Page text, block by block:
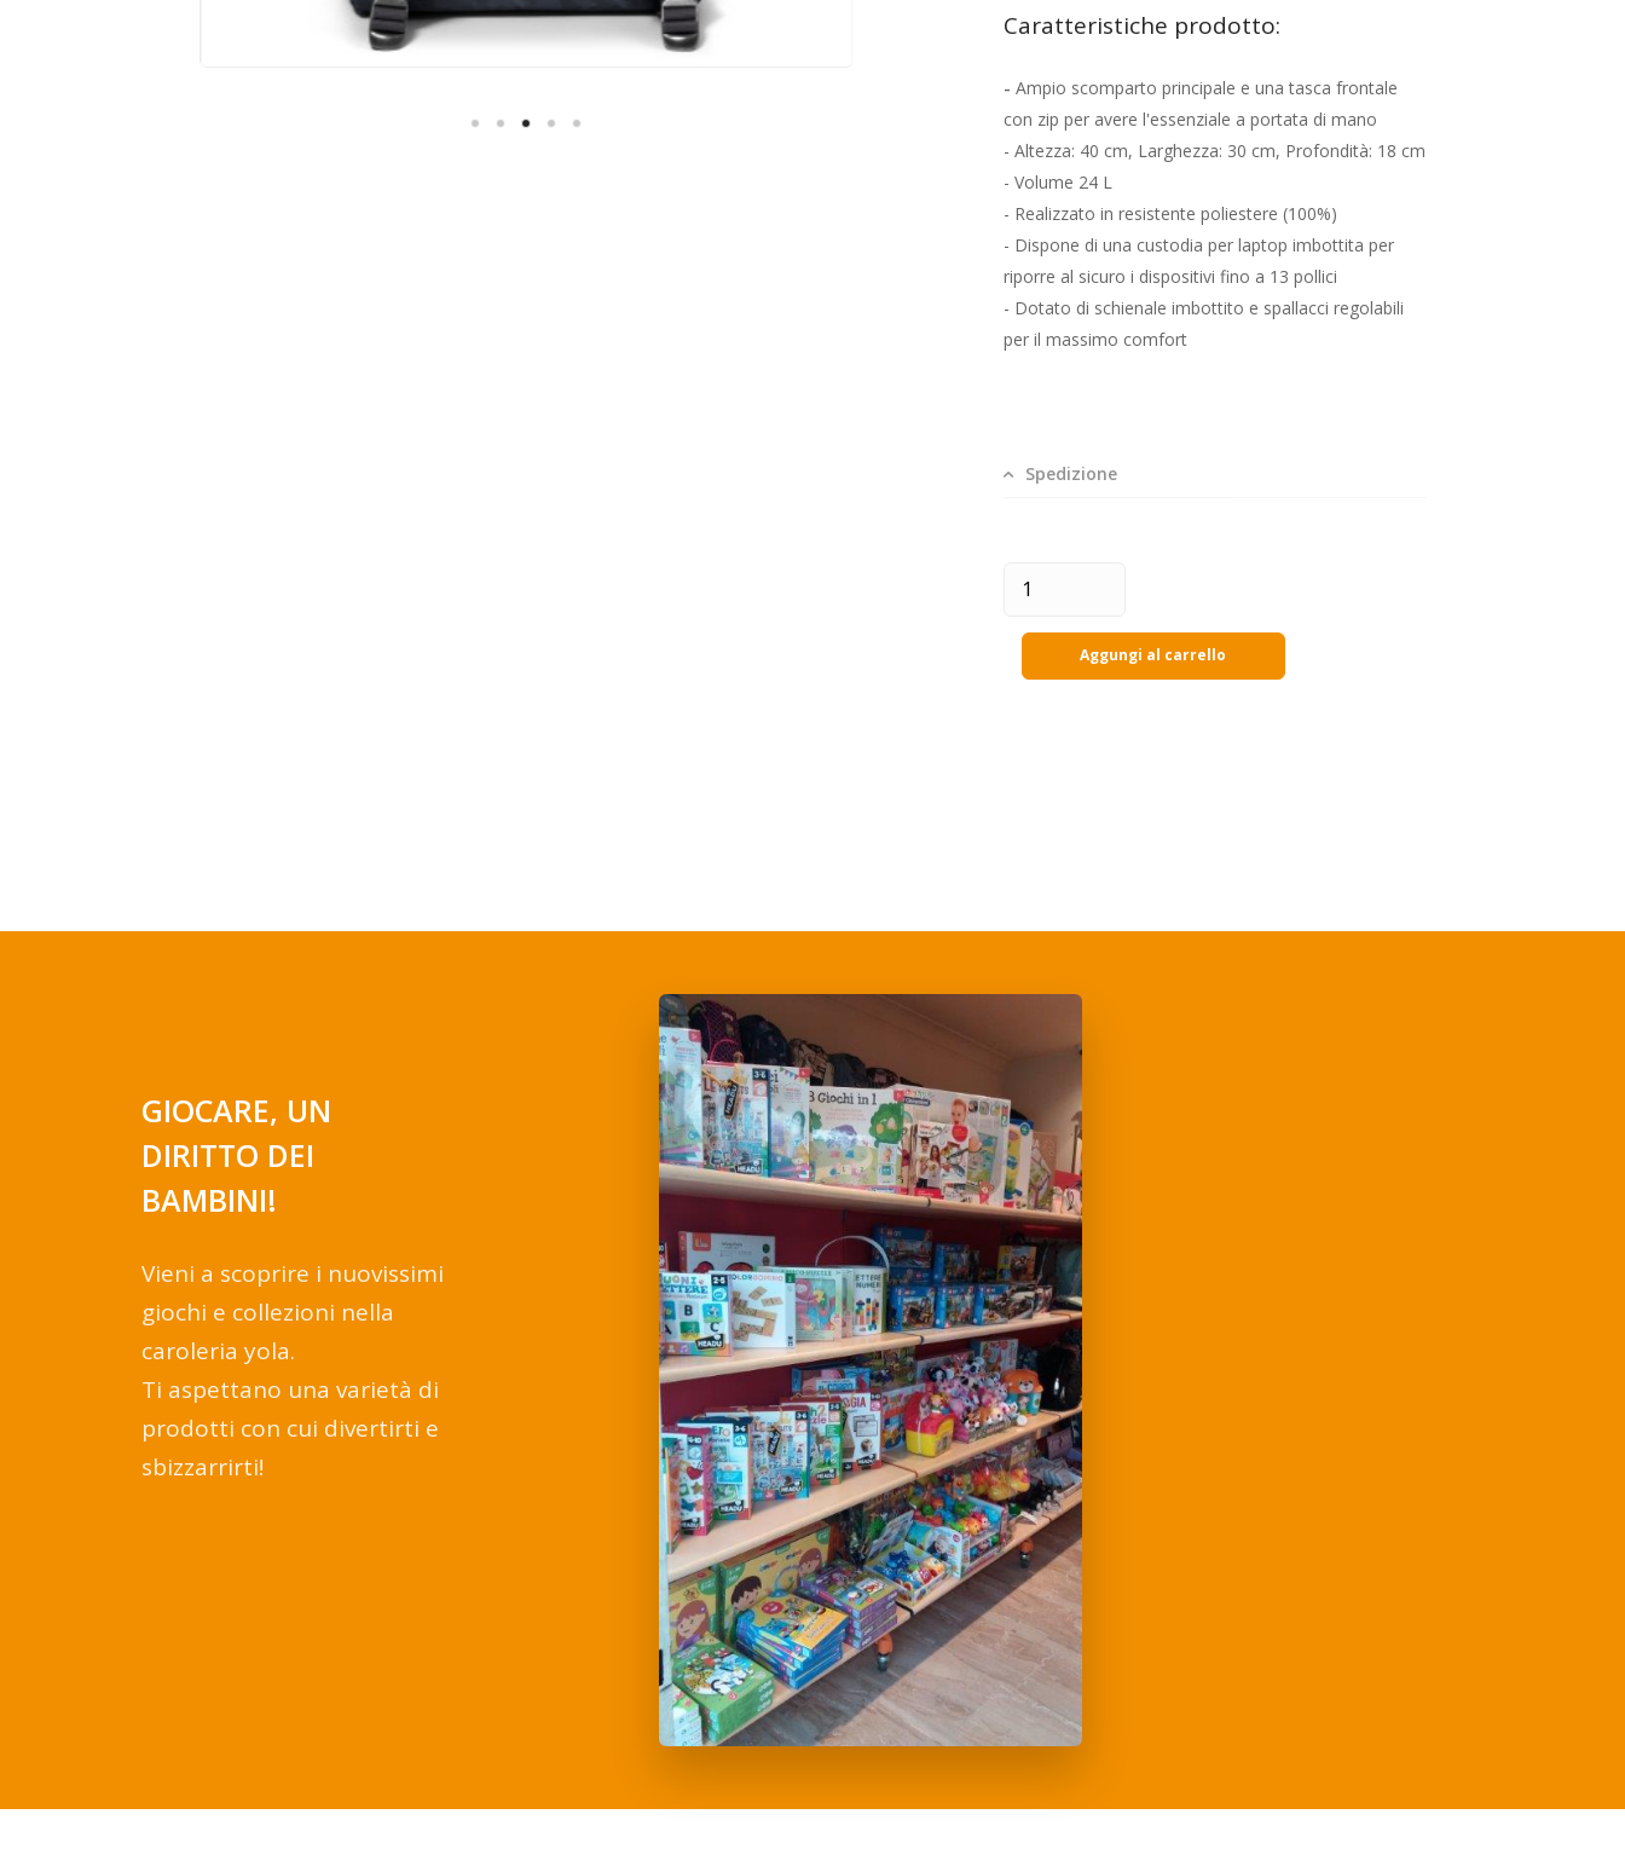
Caratteristiche prodotto:
- Ampio scomparto principale e una tasca frontale
con zip per avere l'essenziale a portata di mano
- Altezza: 40 cm, Larghezza: 30 cm, Profondità: 18 cm
- Volume 24 L
- Realizzato in resistente poliestere (100%)
- Dispone di una custodia per laptop imbottita per
riporre al sicuro i dispositivi fino a 13 pollici
- Dotato di schienale imbottito e spallacci regolabili
per il massimo comfort
Spedizione
Aggungi al carrello
GIOCARE, UN
DIRITTO DEI
BAMBINI!
Vieni a scoprire i nuovissimi
giochi e collezioni nella
caroleria yola.
Ti aspettano una varietà di
prodotti con cui divertirti e
sbizzarrirti!